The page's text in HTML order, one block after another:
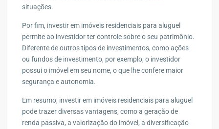
situações.
Por fim, investir em imóveis residenciais para aluguel
permite ao investidor ter controle sobre o seu patrimônio.
Diferente de outros tipos de investimentos, como ações
ou fundos de investimento, por exemplo, o investidor
possui o imóvel em seu nome, o que lhe confere maior
segurança e autonomia.
Em resumo, investir em imóveis residenciais para aluguel
pode trazer diversas vantagens, como a geração de
renda passiva, a valorização do imóvel, a diversificação